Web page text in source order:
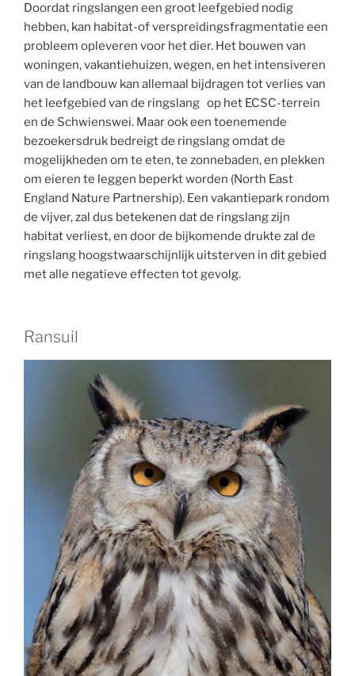
Doordat ringslangen een groot leefgebied nodig
hebben, kan habitat-of verspreidingsfragmentatie een
probleem opleveren voor het dier. Het bouwen van
woningen, vakantiehuizen, wegen, en het intensiveren
van de landbouw kan allemaal bijdragen tot verlies van
het leefgebied van de ringslang op het ECSC-terrein
en de Schwienswei. Maar ook een toenemende
bezoekersdruk bedreigt de ringslang omdat de
mogelijkheden om te eten, te zonnebaden, en plekken
om eieren te leggen beperkt worden (North East
England Nature Partnership). Een vakantiepark rondom
de vijver, zal dus betekenen dat de ringslang zijn
habitat verliest, en door de bijkomende drukte zal de
ringslang hoogstwaarschijnlijk uitsterven in dit gebied
met alle negatieve effecten tot gevolg.
Ransuil